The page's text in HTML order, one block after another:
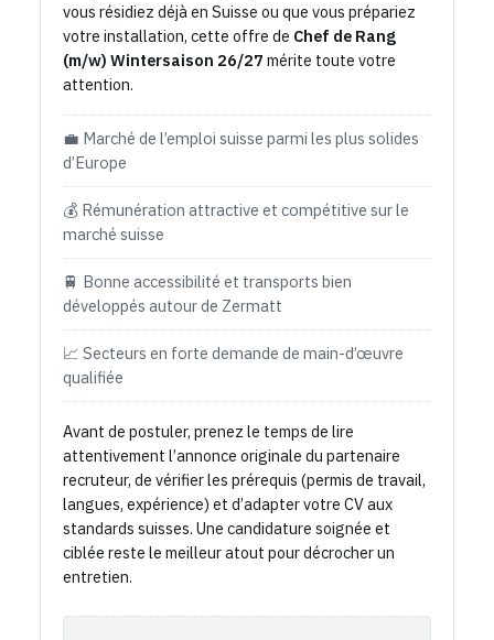
vous résidiez déjà en Suisse ou que vous prépariez
votre installation, cette offre de Chef de Rang
(m/w) Wintersaison 26/27 mérite toute votre
attention.
💼 Marché de l’emploi suisse parmi les plus solides
d’Europe
💰 Rémunération attractive et compétitive sur le
marché suisse
🚆 Bonne accessibilité et transports bien
développés autour de Zermatt
📈 Secteurs en forte demande de main-d’œuvre
qualifiée
Avant de postuler, prenez le temps de lire
attentivement l’annonce originale du partenaire
recruteur, de vérifier les prérequis (permis de travail,
langues, expérience) et d’adapter votre CV aux
standards suisses. Une candidature soignée et
ciblée reste le meilleur atout pour décrocher un
entretien.